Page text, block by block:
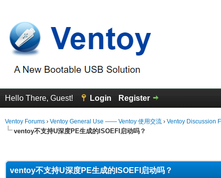
Hello There, Guest! Login Register
Ventoy Forums › Ventoy General Use —— Ventoy 使用交流 › Ventoy Discussion
ventoy不支持U深度PE生成的ISOEFI启动吗？
ventoy不支持U深度PE生成的ISOEFI启动吗？